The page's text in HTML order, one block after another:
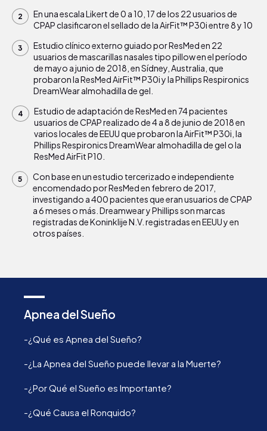
En una escala Likert de 0 a 10, 17 de los 22 usuarios de
CPAP clasificaron el sellado de la AirFit™ P30i entre 8 y 10
Estudio clínico externo guiado por ResMed en 22
usuarios de mascarillas nasales tipo pillow en el período
de mayo a junio de 2018, en Sídney, Australia, que
probaron la ResMed AirFit™ P30i y la Phillips Respironics
DreamWear almohadilla de gel.
Estudio de adaptación de ResMed en 74 pacientes
usuarios de CPAP realizado de 4 a 8 de junio de 2018 en
varios locales de EEUU que probaron la AirFit™ P30i, la
Phillips Respironics DreamWear almohadilla de gel o la
ResMed AirFit P10.
Con base en un estudio tercerizado e independiente
encomendado por ResMed en febrero de 2017,
investigando a 400 pacientes que eran usuarios de CPAP
a 6 meses o más. Dreamwear y Phillips son marcas
registradas de Koninklije N.V. registradas en EEUU y en
otros países.
Apnea del Sueño
-¿Qué es Apnea del Sueño?
-¿La Apnea del Sueño puede llevar a la Muerte?
-¿Por Qué el Sueño es Importante?
-¿Qué Causa el Ronquido?